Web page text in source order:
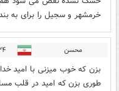
خرمشهر و سجیل را برای به
محسن
بزن که خوب میزنی با امید
طوری بزن که امید در قلب